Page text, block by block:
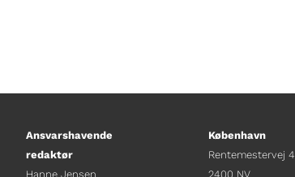
Ansvarshavende
redaktør
Hanne Jensen
København
Rentemestervej
2400 NV